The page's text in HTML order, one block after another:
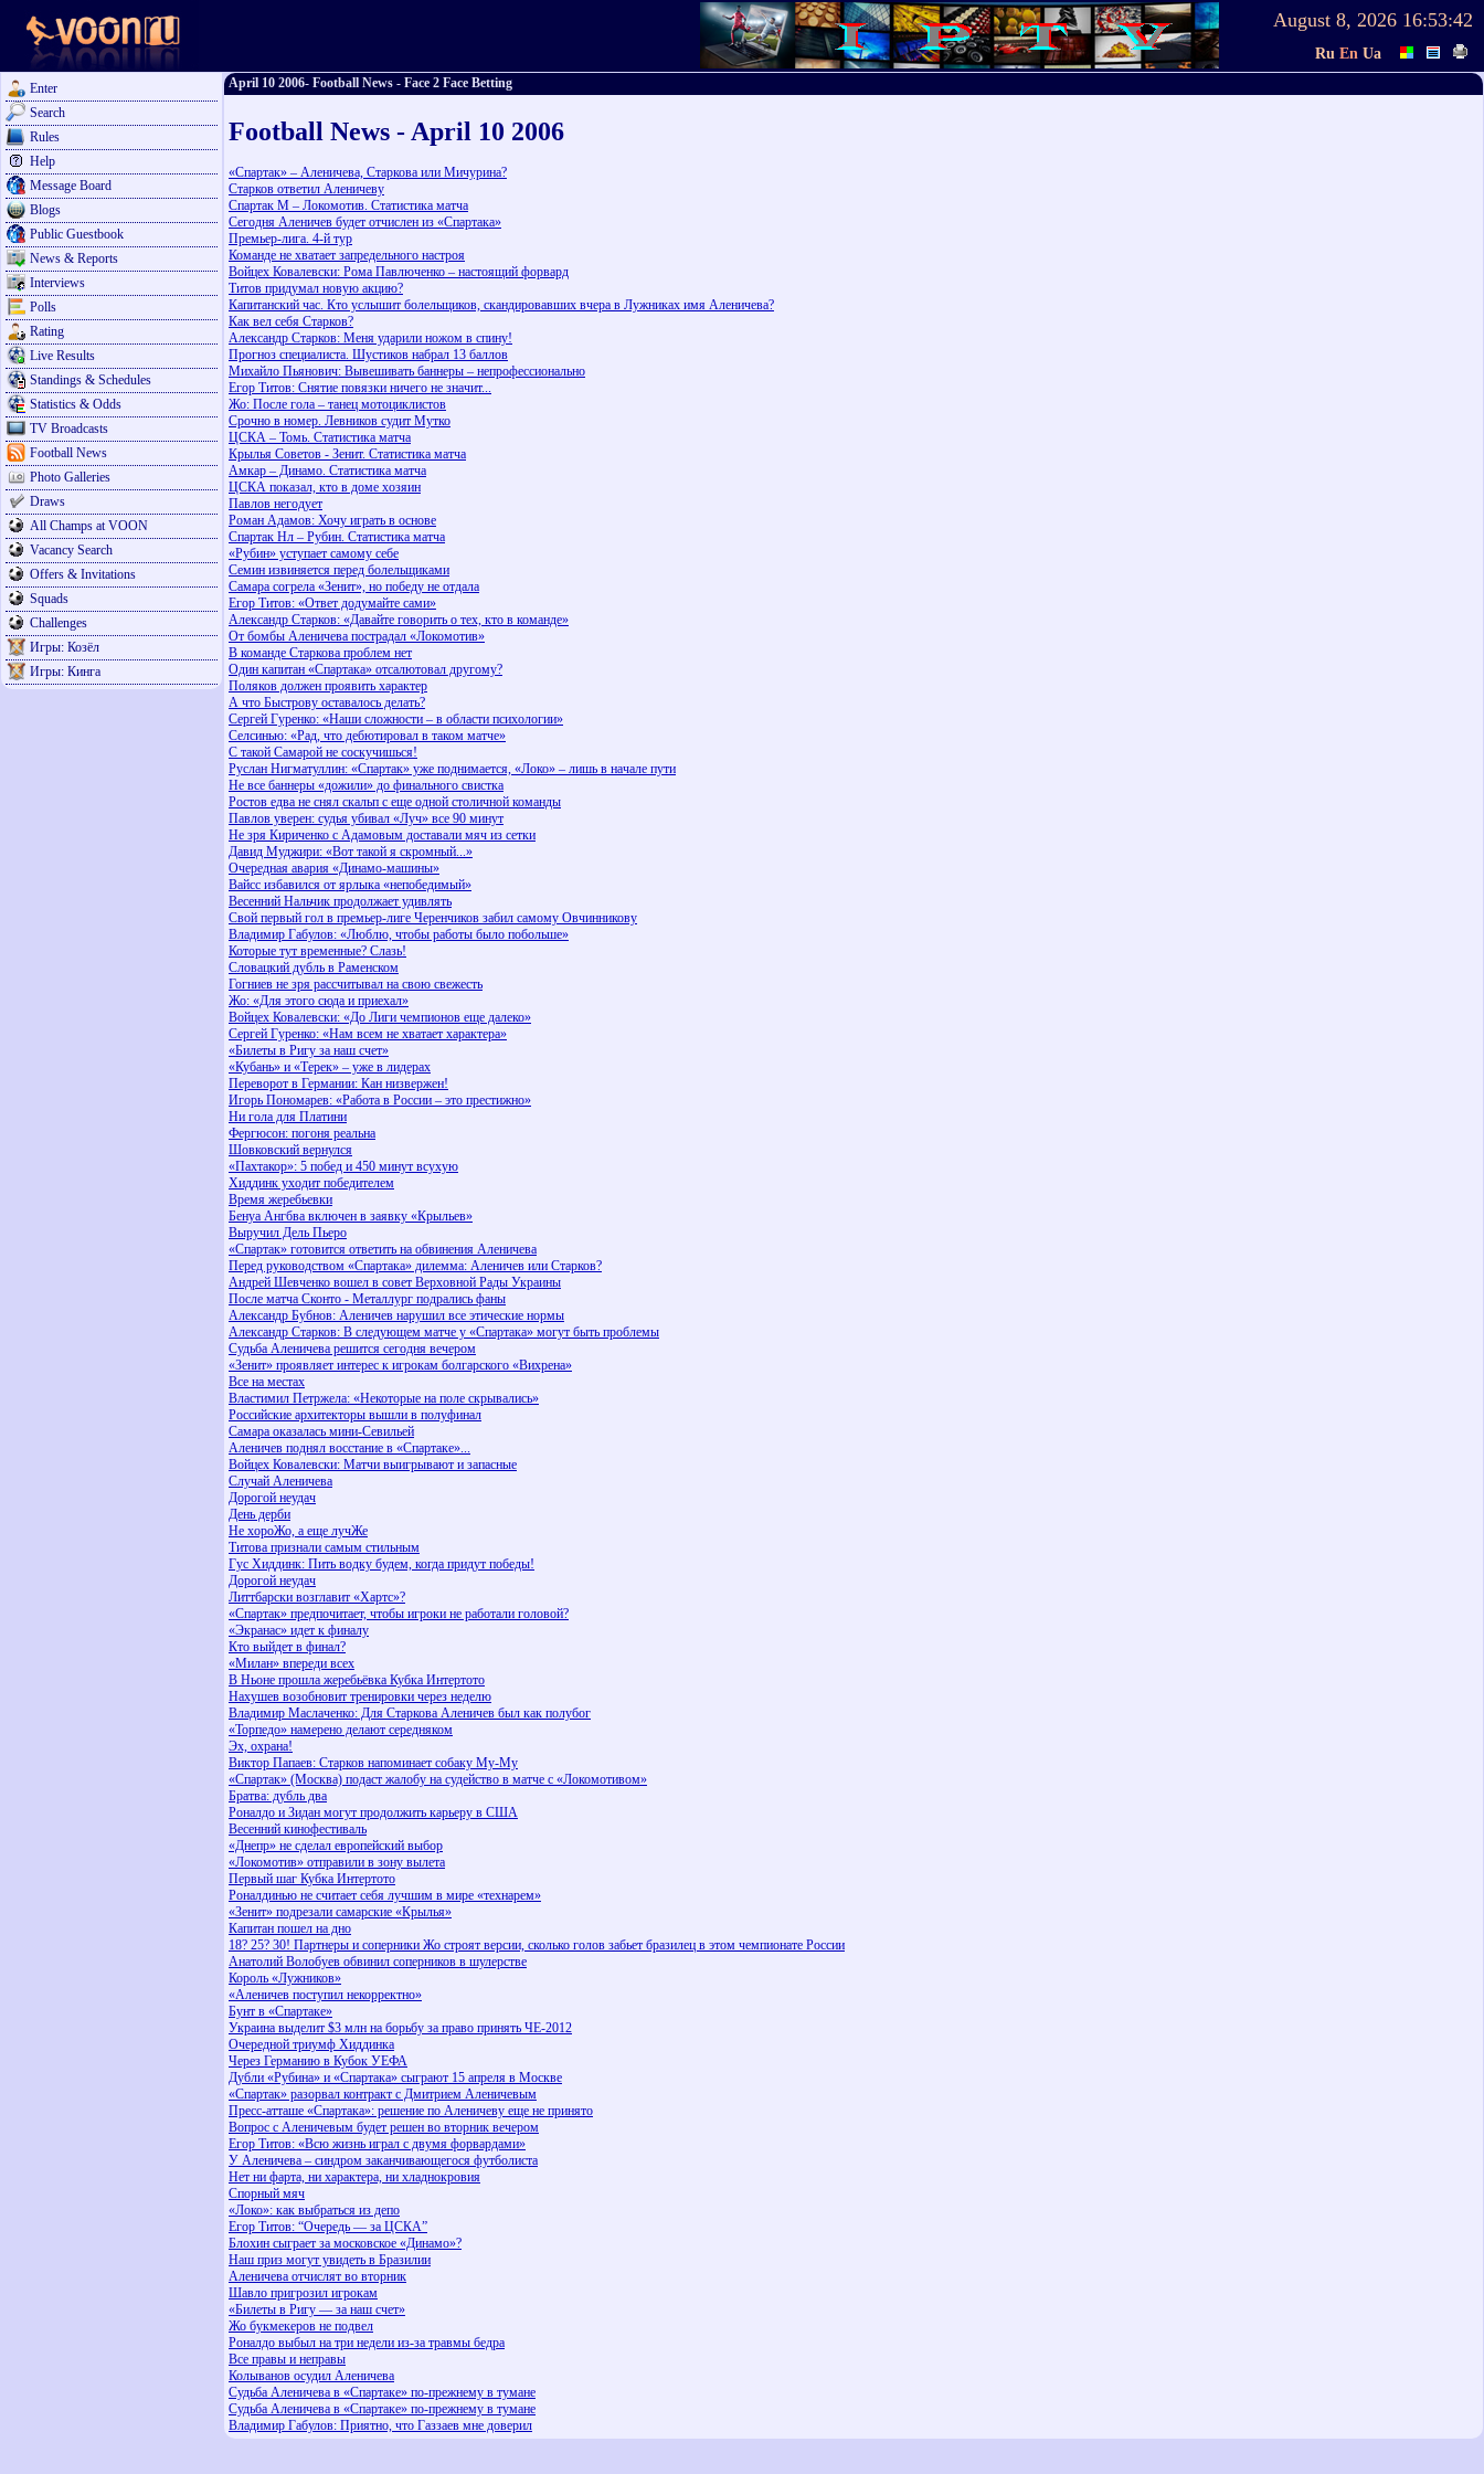
August 8, 2026 16:53:42
Ru En Ua
Enter
Search
Rules
Help
Message Board
Blogs
Public Guestbook
News & Reports
Interviews
Polls
Rating
Live Results
Standings & Schedules
Statistics & Odds
TV Broadcasts
Football News
Photo Galleries
Draws
All Champs at VOON
Vacancy Search
Offers & Invitations
Squads
Challenges
Игры: Козёл
Игры: Кинга
April 10 2006- Football News - Face 2 Face Betting
Football News - April 10 2006
«Спартак» – Аленичева, Старкова или Мичурина?
Старков ответил Аленичеву
Спартак М – Локомотив. Статистика матча
Сегодня Аленичев будет отчислен из «Спартака»
Премьер-лига. 4-й тур
Команде не хватает запредельного настроя
Войцех Ковалевски: Рома Павлюченко – настоящий форвард
Титов придумал новую акцию?
Капитанский час. Кто услышит болельщиков, скандировавших вчера в Лужниках имя Аленичева?
Как вел себя Старков?
Александр Старков: Меня ударили ножом в спину!
Прогноз специалиста. Шустиков набрал 13 баллов
Михайло Пьянович: Вывешивать баннеры – непрофессионально
Егор Титов: Снятие повязки ничего не значит...
Жо: После гола – танец мотоциклистов
Срочно в номер. Левников судит Мутко
ЦСКА – Томь. Статистика матча
Крылья Советов - Зенит. Статистика матча
Амкар – Динамо. Статистика матча
ЦСКА показал, кто в доме хозяин
Павлов негодует
Роман Адамов: Хочу играть в основе
Спартак Нл – Рубин. Статистика матча
«Рубин» уступает самому себе
Семин извиняется перед болельщиками
Самара согрела «Зенит», но победу не отдала
Егор Титов: «Ответ додумайте сами»
Александр Старков: «Давайте говорить о тех, кто в команде»
От бомбы Аленичева пострадал «Локомотив»
В команде Старкова проблем нет
Один капитан «Спартака» отсалютовал другому?
Поляков должен проявить характер
А что Быстрову оставалось делать?
Сергей Гуренко: «Наши сложности – в области психологии»
Селсинью: «Рад, что дебютировал в таком матче»
С такой Самарой не соскучишься!
Руслан Нигматуллин: «Спартак» уже поднимается, «Локо» – лишь в начале пути
Не все баннеры «дожили» до финального свистка
Ростов едва не снял скальп с еще одной столичной команды
Павлов уверен: судья убивал «Луч» все 90 минут
Не зря Кириченко с Адамовым доставали мяч из сетки
Давид Муджири: «Вот такой я скромный...»
Очередная авария «Динамо-машины»
Вайсс избавился от ярлыка «непобедимый»
Весенний Нальчик продолжает удивлять
Свой первый гол в премьер-лиге Черенчиков забил самому Овчинникову
Владимир Габулов: «Люблю, чтобы работы было побольше»
Которые тут временные? Слазь!
Словацкий дубль в Раменском
Гогниев не зря рассчитывал на свою свежесть
Жо: «Для этого сюда и приехал»
Войцех Ковалевски: «До Лиги чемпионов еще далеко»
Сергей Гуренко: «Нам всем не хватает характера»
«Билеты в Ригу за наш счет»
«Кубань» и «Терек» – уже в лидерах
Переворот в Германии: Кан низвержен!
Игорь Пономарев: «Работа в России – это престижно»
Ни гола для Платини
Фергюсон: погоня реальна
Шовковский вернулся
«Пахтакор»: 5 побед и 450 минут всухую
Хиддинк уходит победителем
Время жеребьевки
Бенуа Ангбва включен в заявку «Крыльев»
Выручил Дель Пьеро
«Спартак» готовится ответить на обвинения Аленичева
Перед руководством «Спартака» дилемма: Аленичев или Старков?
Андрей Шевченко вошел в совет Верховной Рады Украины
После матча Сконто - Металлург подрались фаны
Александр Бубнов: Аленичев нарушил все этические нормы
Александр Старков: В следующем матче у «Спартака» могут быть проблемы
Судьба Аленичева решится сегодня вечером
«Зенит» проявляет интерес к игрокам болгарского «Вихрена»
Все на местах
Властимил Петржела: «Некоторые на поле скрывались»
Российские архитекторы вышли в полуфинал
Самара оказалась мини-Севильей
Аленичев поднял восстание в «Спартаке»...
Войцех Ковалевски: Матчи выигрывают и запасные
Случай Аленичева
Дорогой неудач
День дерби
Не хороЖо, а еще лучЖе
Титова признали самым стильным
Гус Хиддинк: Пить водку будем, когда придут победы!
Дорогой неудач
Литтбарски возглавит «Хартс»?
«Спартак» предпочитает, чтобы игроки не работали головой?
«Экранас» идет к финалу
Кто выйдет в финал?
«Милан» впереди всех
В Ньоне прошла жеребьёвка Кубка Интертото
Нахушев возобновит тренировки через неделю
Владимир Маслаченко: Для Старкова Аленичев был как полубог
«Торпедо» намерено делают середняком
Эх, охрана!
Виктор Папаев: Старков напоминает собаку Му-Му
«Спартак» (Москва) подаст жалобу на судейство в матче с «Локомотивом»
Братва: дубль два
Роналдо и Зидан могут продолжить карьеру в США
Весенний кинофестиваль
«Днепр» не сделал европейский выбор
«Локомотив» отправили в зону вылета
Первый шаг Кубка Интертото
Роналдинью не считает себя лучшим в мире «технарем»
«Зенит» подрезали самарские «Крылья»
Капитан пошел на дно
18? 25? 30! Партнеры и соперники Жо строят версии, сколько голов забьет бразилец в этом чемпионате России
Анатолий Волобуев обвинил соперников в шулерстве
Король «Лужников»
«Аленичев поступил некорректно»
Бунт в «Спартаке»
Украина выделит $3 млн на борьбу за право принять ЧЕ-2012
Очередной триумф Хиддинка
Через Германию в Кубок УЕФА
Дубли «Рубина» и «Спартака» сыграют 15 апреля в Москве
«Спартак» разорвал контракт с Дмитрием Аленичевым
Пресс-атташе «Спартака»: решение по Аленичеву еще не принято
Вопрос с Аленичевым будет решен во вторник вечером
Егор Титов: «Всю жизнь играл с двумя форвардами»
У Аленичева – синдром заканчивающегося футболиста
Нет ни фарта, ни характера, ни хладнокровия
Спорный мяч
«Локо»: как выбраться из депо
Егор Титов: “Очередь — за ЦСКА”
Блохин сыграет за московское «Динамо»?
Наш приз могут увидеть в Бразилии
Аленичева отчислят во вторник
Шавло пригрозил игрокам
«Билеты в Ригу — за наш счет»
Жо букмекеров не подвел
Роналдо выбыл на три недели из-за травмы бедра
Все правы и неправы
Колыванов осудил Аленичева
Судьба Аленичева в «Спартаке» по-прежнему в тумане
Судьба Аленичева в «Спартаке» по-прежнему в тумане
Владимир Габулов: Приятно, что Газзаев мне доверил